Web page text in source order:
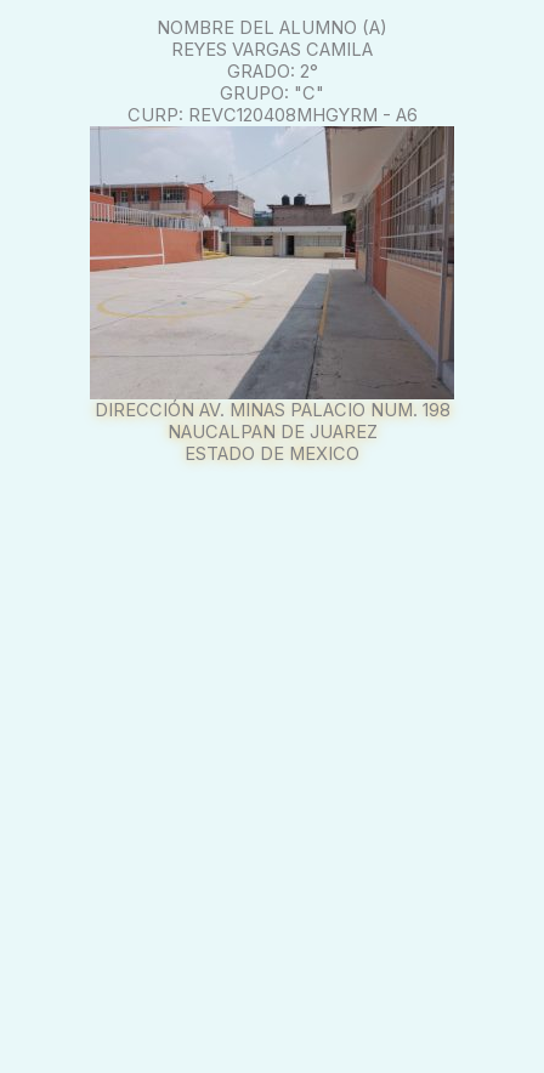
NOMBRE DEL ALUMNO (A)
REYES VARGAS CAMILA
GRADO: 2°
GRUPO: "C"
CURP: REVC120408MHGYRM - A6
DIRECCIÓN AV. MINAS PALACIO NUM. 198
NAUCALPAN DE JUAREZ
ESTADO DE MEXICO